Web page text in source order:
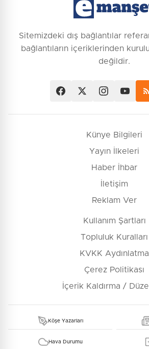
Sitemizdeki dış bağlantılar
bağlantıların içeriklerinden
değildir.
Künye Bilgileri
Yayın İlkeleri
Haber İhbar
İletişim
Reklam Ver
Kullanım Şartları
Topluluk Kuralları
KVKK Aydınlatma
Çerez Politikası
İçerik Kaldırma /
Köşe Yazarları
Hava Durumu